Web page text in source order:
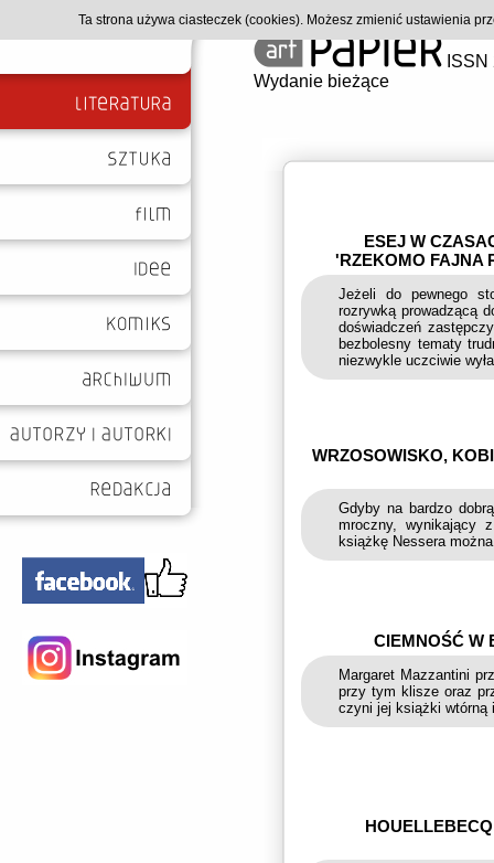
Wydanie bieżące
ESEJ W
'RZEKOMO FAJNA
Jeżeli do pewnego
rozrywką prowadzącą
doświadczeń
bezbolesny tematy
niezwykle uczciwie
WRZOSOWISKO,
Gdyby na bardzo
mroczny, wynikający
książkę Nessera
CIEMNOŚĆ W
Margaret Mazzantini
przy tym klisze oraz
czyni jej książki wtórną
Ta strona używa ciasteczek (cookies). Możesz zmienić ustawienia